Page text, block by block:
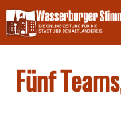
Skip
to
content
Fünf